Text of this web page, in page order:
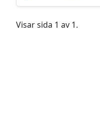
Visar sida 1 av 1.